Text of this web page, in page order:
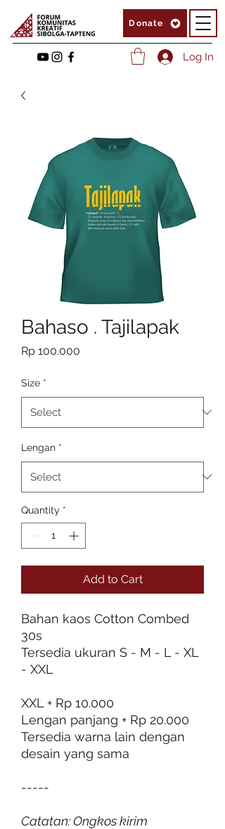
Donate
Log In
Bahaso . Tajilapak
Rp 100.000
Size *
Lengan *
Quantity *
Add to Cart
Bahan kaos Cotton Combed
30s
Tersedia ukuran S - M - L - XL
- XXL
XXL + Rp 10.000
Lengan panjang + Rp 20.000
Tersedia warna lain dengan
desain yang sama
-----
Catatan: Ongkos kirim